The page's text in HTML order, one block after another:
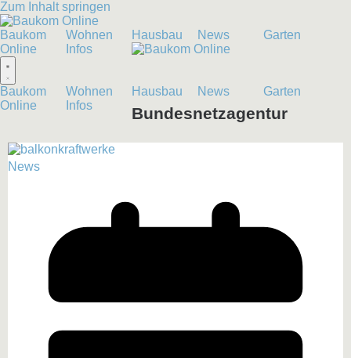
Zum Inhalt springen
Baukom
Online
Wohnen Hausbau News
Garten
Infos
Baukom
Online
Wohnen Hausbau News
Garten
Infos
Bundesnetzagentur
News